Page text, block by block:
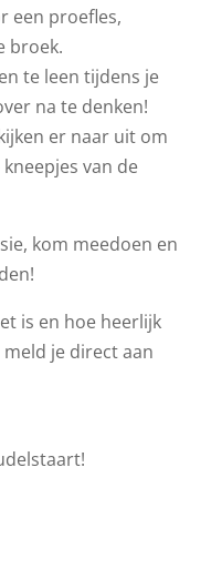
een proefles,
broek.
te leen tijdens je
na te denken!
er naar uit om
van de
kom meedoen en
is en hoe heerlijk
je direct aan